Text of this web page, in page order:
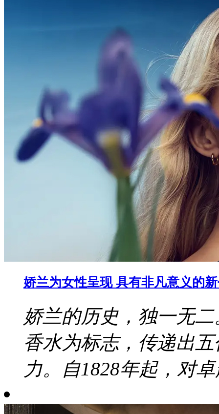
娇兰为女性呈现 具有非凡意义的
娇兰的历史，独一无
香水为标志，传递出
力。自1828年起，对